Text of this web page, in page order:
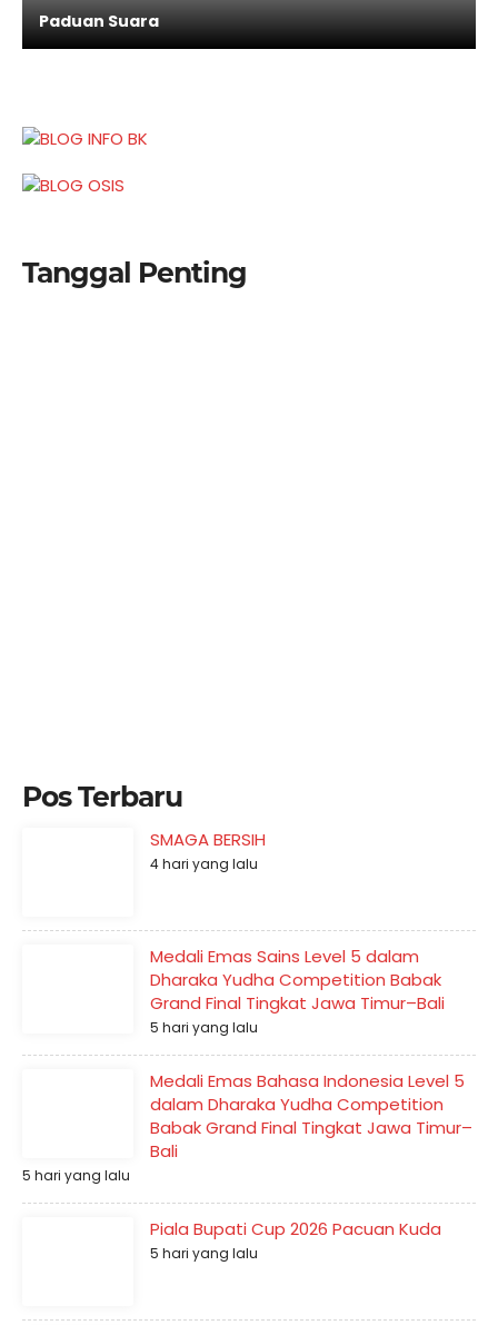
Paduan Suara
Tanggal Penting
Pos Terbaru
SMAGA BERSIH
4 hari yang lalu
Medali Emas Sains Level 5 dalam
Dharaka Yudha Competition Babak
Grand Final Tingkat Jawa Timur–Bali
5 hari yang lalu
Medali Emas Bahasa Indonesia Level 5
dalam Dharaka Yudha Competition
Babak Grand Final Tingkat Jawa Timur–
Bali
5 hari yang lalu
Piala Bupati Cup 2026 Pacuan Kuda
5 hari yang lalu